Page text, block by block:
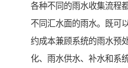
各种不同的雨水收集流程
不同汇水面的雨水。既可
约成本兼顾系统的雨水预
化、雨水供水、补水和系